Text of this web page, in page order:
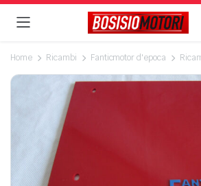
Home Ricambi Fanticmotor d'epoca